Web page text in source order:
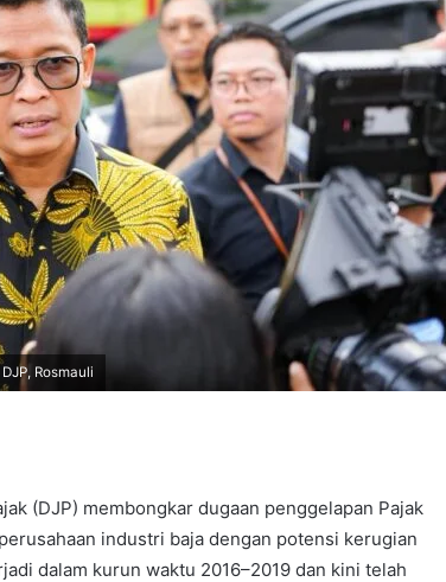
Rosmauli
(DJP) membongkar dugaan penggelapan Pajak
industri baja dengan potensi kerugian
dalam kurun waktu 2016–2019 dan kini telah